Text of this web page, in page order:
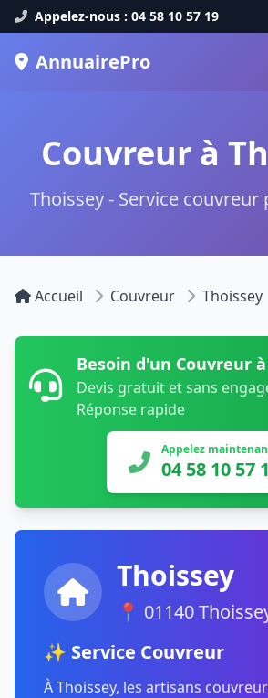
Appelez-nous : 04 58 10 57 19
AnnuairePro
Couvreur à
Thoissey - Service
Accueil Couvreur Thoissey
Besoin d'un Couvreur à
Devis gratuit et sans
Réponse rapide
Appelez
04 58 10 57
Thoissey
📍 01140
✨ Service Couvreur
À Thoissey, les artisans